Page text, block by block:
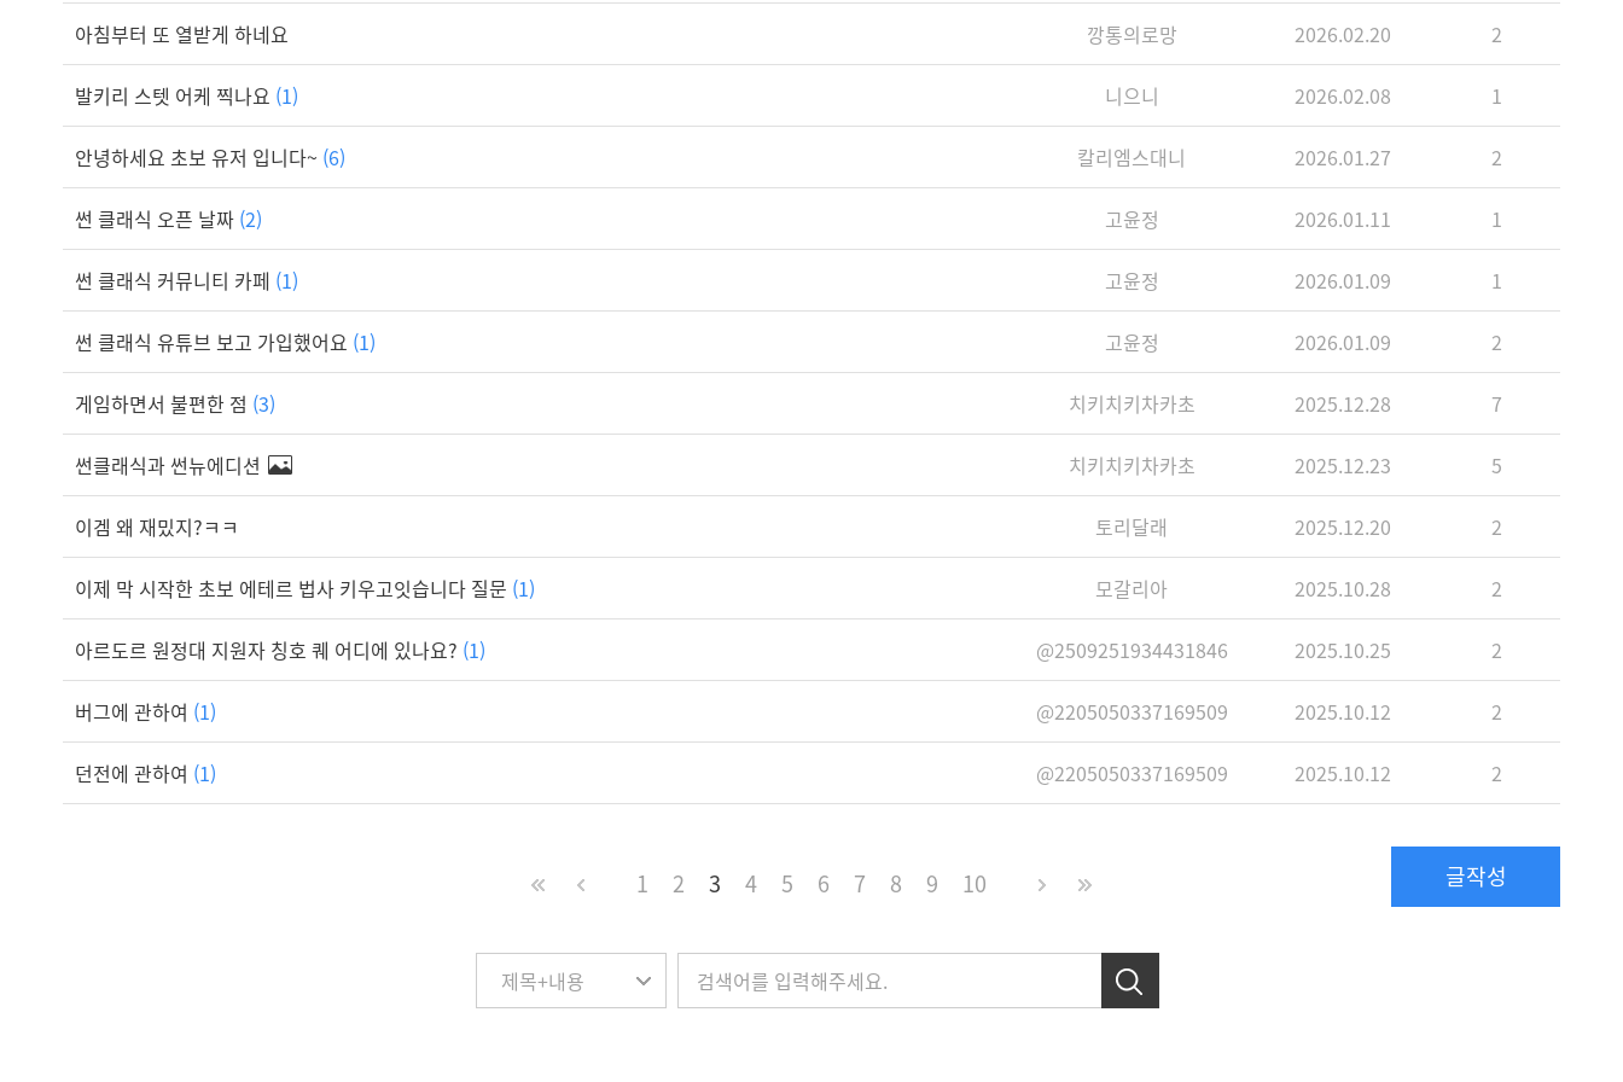
아침부터 또 열받게 하네요 깡통의로망 2026.02.20 2
발키리 스텟 어케 찍나요 (1) 니으니 2026.02.08 1
안녕하세요 초보 유저 입니다~ (6) 칼리엠스대니 2026.01.27 2
썬 클래식 오픈 날짜 (2) 고윤정 2026.01.11 1
썬 클래식 커뮤니티 카페 (1) 고윤정 2026.01.09 1
썬 클래식 유튜브 보고 가입했어요 (1) 고윤정 2026.01.09 2
게임하면서 불편한 점 (3) 치키치키차카초 2025.12.28 7
썬클래식과 썬뉴에디션 치키치키차카초 2025.12.23 5
이겜 왜 재밌지?ㅋㅋ 토리달래 2025.12.20 2
이제 막 시작한 초보 에테르 법사 키우고잇습니다 질문 (1) 모갈리아 2025.10.28 2
아르도르 원정대 지원자 칭호 퀘 어디에 있나요? (1) @2509251934431846 2025.10.25 2
버그에 관하여 (1) @2205050337169509 2025.10.12 2
던전에 관하여 (1) @2205050337169509 2025.10.12 2
1 2 3 4 5 6 7 8 9 10 글작성